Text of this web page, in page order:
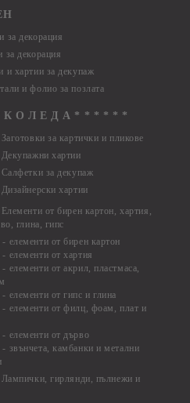
за декорация
за декорация
и хартии за декупаж
и фолио за позлата
К О Л Е Д А * * * * * *
за картички и пликове
Декупажни хартии
Салфетки за декупаж
хартии
от бирен картон, хартия,
глина, гипс
- елементи от бирен картон
- елементи от хартия
- елементи от акрил, пластмаса,
- елементи от гипс и глина
- елементи от филц, фоам, плат и
- елементи от дърво
- звънчета, камбанки и метални
Лампички, гирлянди, пълнежи и